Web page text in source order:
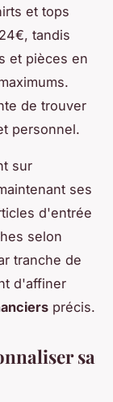
et tops
tandis
et pièces en
de trouver
personnel.
sur
ses
d'entrée
selon
tranche de
d'affiner
précis.
sa